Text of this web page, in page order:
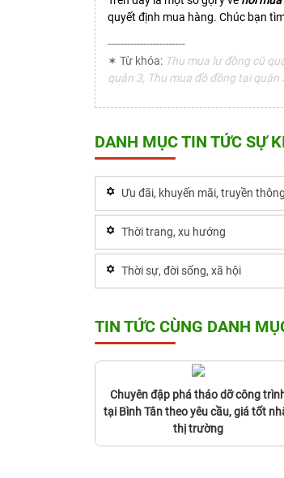
quyết định mua hàng. Chúc bạn
------------------------
✶ Từ khóa: Thu mua lư đồng cũ
quận 3, Thu mua đồ đồng tại
DANH MỤC TIN TỨC SỰ
Ưu đãi, khuyến mãi, truyền thông
Thời trang, xu hướng
Thời sự, đời sống, xã hội
TIN TỨC CÙNG DANH
Chuyên đập phá tháo dỡ công
tại Bình Tân theo yêu cầu, giá tốt
thị trường